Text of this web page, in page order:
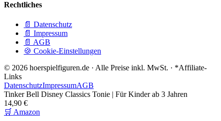
Rechtliches
📄 Datenschutz
📄 Impressum
📄 AGB
🍪 Cookie-Einstellungen
© 2026 hoerspielfiguren.de · Alle Preise inkl. MwSt. · *Affiliate-
Links
DatenschutzImpressumAGB
Tinker Bell Disney Classics Tonie | Für Kinder ab 3 Jahren
14,90 €
🛒 Amazon